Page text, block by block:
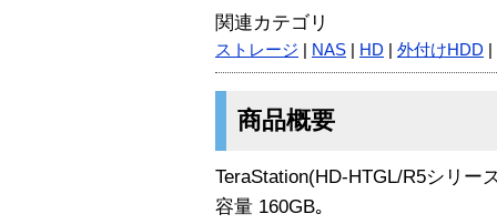
関連カテゴリ
ストレージ NAS HD 外付けHDD
商品概要
TeraStation(HD-HTGL/R5シリー
容量 160GB｡